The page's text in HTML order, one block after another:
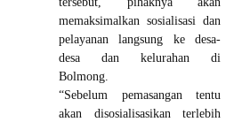
memaksimalkan sosialisasi dan
pelayanan langsung ke desa-
desa dan kelurahan di
Bolmong.
“Sebelum pemasangan tentu
akan disosialisasikan terlebih